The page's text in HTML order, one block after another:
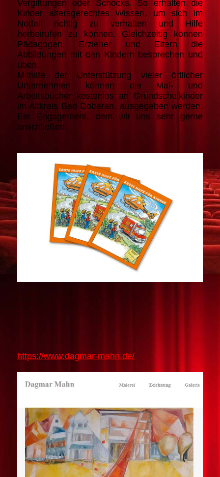
Vergiftungen oder Schocks. So erhalten die
Kinder altersgerechtes Wissen, um sich im
Notfall richtig zu verhalten und Hilfe
herbeirufen zu können. Gleichzeitig können
Pädagogen, Erzieher und Eltern die
Abbildungen mit den Kindern besprechen und
üben.
Mithilfe der Unterstützung vieler örtlicher
Unternehmen können die Mal- und
Arbeitsbücher kostenlos an Grundschulkinder
im Altkreis Bad Doberan. ausgegeben werden.
Ein Engagement, dem wir uns sehr gerne
anschließen.
https://www.dagmar-mahn.de/